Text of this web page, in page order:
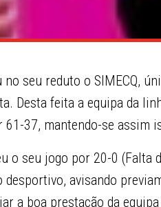
no seu reduto o SIMECQ,
Desta feita a equipa da
61-37, mantendo-se assim
o seu jogo por 20-0
avisando
a boa prestação da